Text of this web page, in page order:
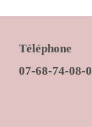
Téléphone
07-68-74-08-